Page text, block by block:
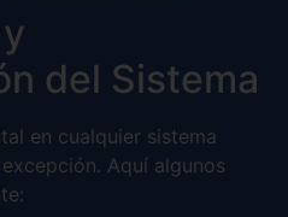
del Sistema
en cualquier sistema
Aquí algunos